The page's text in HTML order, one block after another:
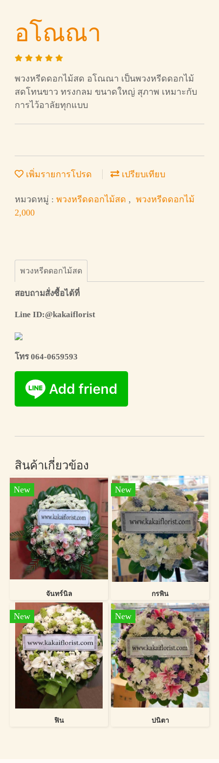
อโณณา
พวงหรีดดอกไม้สด อโณณา เป็นพวงหรีดดอกไม้
สดโทนขาว ทรงกลม ขนาดใหญ่ สุภาพ เหมาะกับ
การไว้อาลัยทุกแบบ
เพิ่มรายการโปรด เปรียบเทียบ
หมวดหมู่ : พวงหรีดดอกไม้สด , พวงหรีดดอกไม้
2,000
พวงหรีดดอกไม้สด
สอบถามสั่งซื้อได้ที่
Line ID:@kakaiflorist
โทร 064-0659593
สินค้าเกี่ยวข้อง
New
จันทร์นิล
New
กรพิน
New
ฟิน
New
ปนิตา